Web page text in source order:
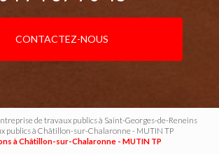
CONTACTEZ-NOUS
de travaux publics à Saint-Georges-de-Reneins
publics à Châtillon-sur-Chalaronne - MUTIN TP
à Châtillon-sur-Chalaronne - MUTIN TP